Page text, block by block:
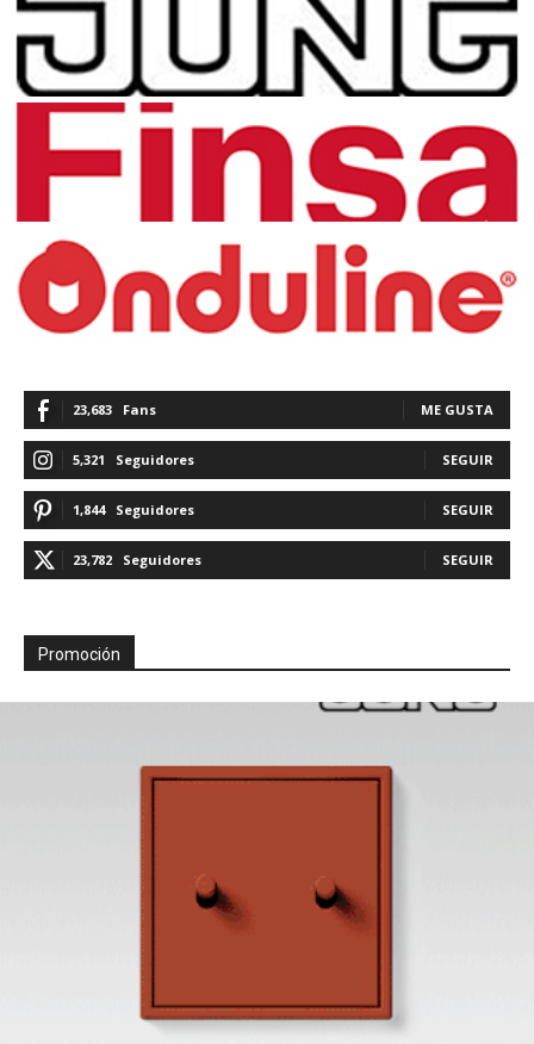
23,683 Fans ME GUSTA
5,321 Seguidores SEGUIR
1,844 Seguidores SEGUIR
23,782 Seguidores SEGUIR
Promoción